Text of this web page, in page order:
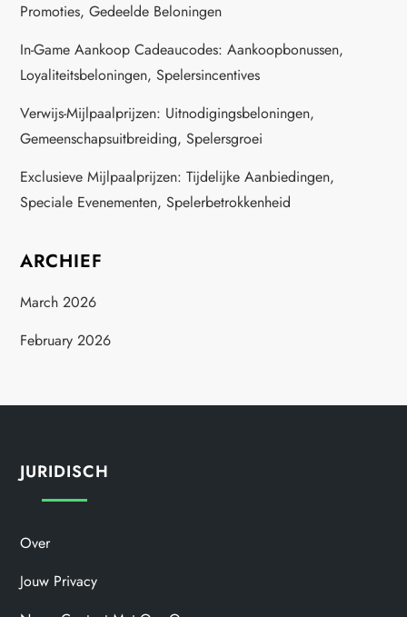
Promoties, Gedeelde Beloningen
In-Game Aankoop Cadeaucodes: Aankoopbonussen,
Loyaliteitsbeloningen, Spelersincentives
Verwijs-Mijlpaalprijzen: Uitnodigingsbeloningen,
Gemeenschapsuitbreiding, Spelersgroei
Exclusieve Mijlpaalprijzen: Tijdelijke Aanbiedingen,
Speciale Evenementen, Spelerbetrokkenheid
ARCHIEF
March 2026
February 2026
JURIDISCH
Over
Jouw Privacy